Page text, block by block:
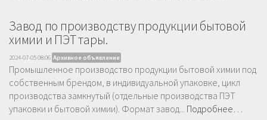
Завод по производству продукции бытовой
химии и ПЭТ тары.
2024-07-05 08:06 Архивное объявление
Промышленное производство продукции бытовой химии под
собственным брендом, в индивидуальной упаковке, цикл
производства замкнутый (отдельные производства ПЭТ
упаковки и бытовой химии). Формат завод... Подробнее…